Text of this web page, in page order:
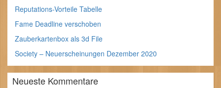
Reputations-Vorteile Tabelle
Fame Deadline verschoben
Zauberkartenbox als 3d File
Society – Neuerscheinungen Dezember 2020
Neueste Kommentare